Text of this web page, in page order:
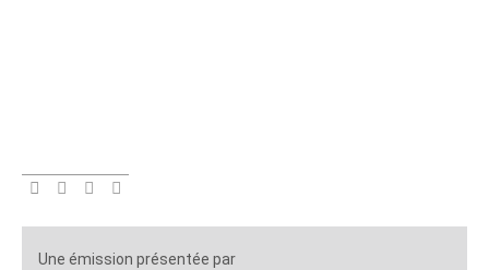
Une émission présentée par